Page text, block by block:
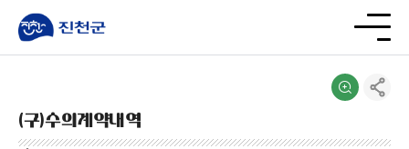
(구)수의계약내역